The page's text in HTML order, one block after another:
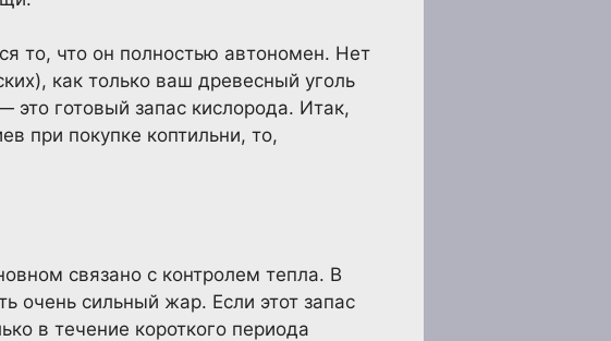
то, что он полностью автономен. Нет
как только ваш древесный уголь
готовый запас кислорода. Итак,
при покупке коптильни, то,
связано с контролем тепла. В
очень сильный жар. Если этот запас
в течение короткого периода